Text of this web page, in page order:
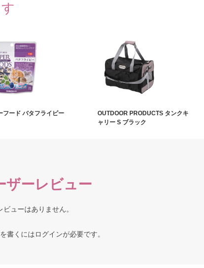
フード バタフライピー
OUTDOOR PRODUCTS タンクキ
ャリー S ブラック
ザーレビュー
ビューはありません。
書くにはログインが必要です。